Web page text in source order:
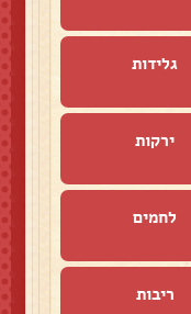
גלידות
ירקות
לחמים
ריבות